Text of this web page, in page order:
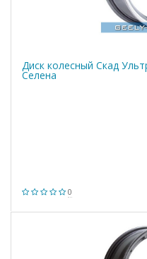
Диск колесный Скад
Селена
0